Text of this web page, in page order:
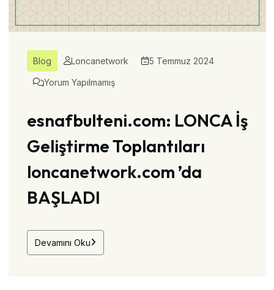
Blog Loncanetwork 5 Temmuz 2024
Yorum Yapılmamış
esnafbulteni.com: LONCA İş
Geliştirme Toplantıları
loncanetwork.com ’da
BAŞLADI
Devamını Oku